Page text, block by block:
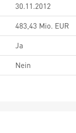
30.11.2012
483,43 Mio. EUR
Ja
Nein